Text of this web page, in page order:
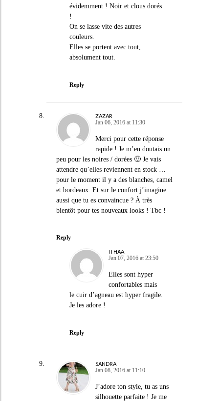
évidemment ! Noir et clous dorés
!
On se lasse vite des autres
couleurs.
Elles se portent avec tout,
absolument tout.
Reply
ZAZAR
Jan 06, 2016 at 11:30
Merci pour cette réponse
rapide ! Je m’en doutais un
peu pour les noires / dorées 🙂 Je vais
attendre qu’elles reviennent en stock …
pour le moment il y a des blanches, camel
et bordeaux. Et sur le confort j’imagine
aussi que tu es convaincue ? À très
bientôt pour tes nouveaux looks ! Tbc !
Reply
ITHAA
Jan 07, 2016 at 23:50
Elles sont hyper
confortables mais
le cuir d’agneau est hyper fragile.
Je les adore !
Reply
SANDRA
Jan 08, 2016 at 11:10
J’adore ton style, tu as uns
silhouette parfaite ! Je me